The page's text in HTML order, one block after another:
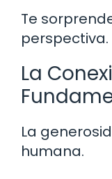
Te
perspectiva.
La
La
humana.